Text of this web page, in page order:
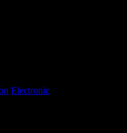
Electronic